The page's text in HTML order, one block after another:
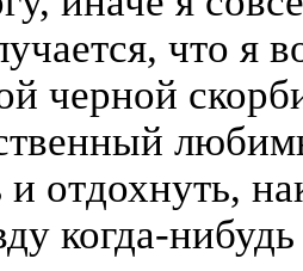
что я
черной
и отдохнуть,
когда-